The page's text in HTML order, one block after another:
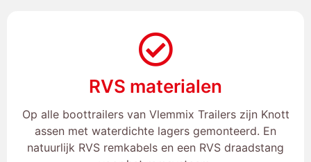
RVS materialen
Op alle boottrailers van Vlemmix Trailers zijn Knott
assen met waterdichte lagers gemonteerd. En
natuurlijk RVS remkabels en een RVS draadstang